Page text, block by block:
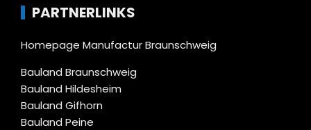
PARTNERLINKS
Homepage Manufactur Braunschweig
Bauland Braunschweig
Bauland Hildesheim
Bauland Gifhorn
Bauland Peine